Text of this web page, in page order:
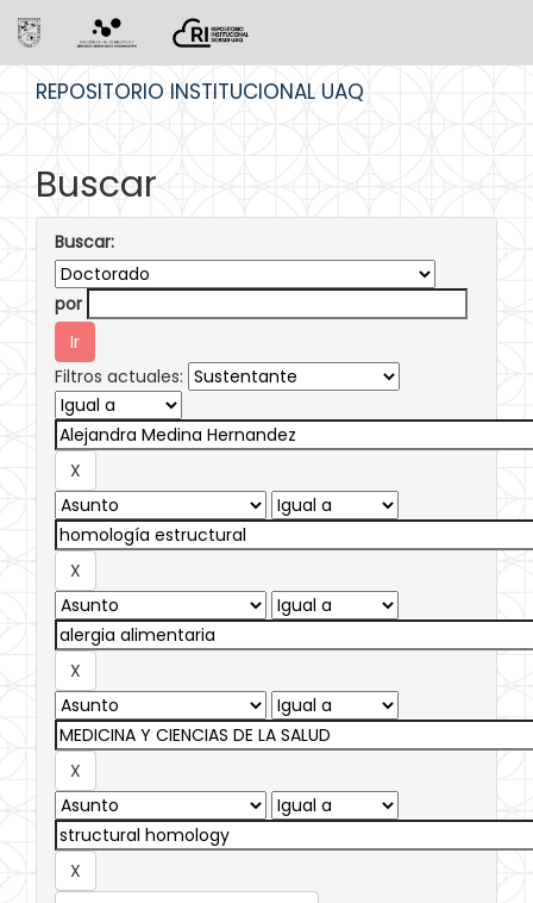
REPOSITORIO INSTITUCIONAL UAQ
Buscar
Buscar:
por
Filtros actuales: